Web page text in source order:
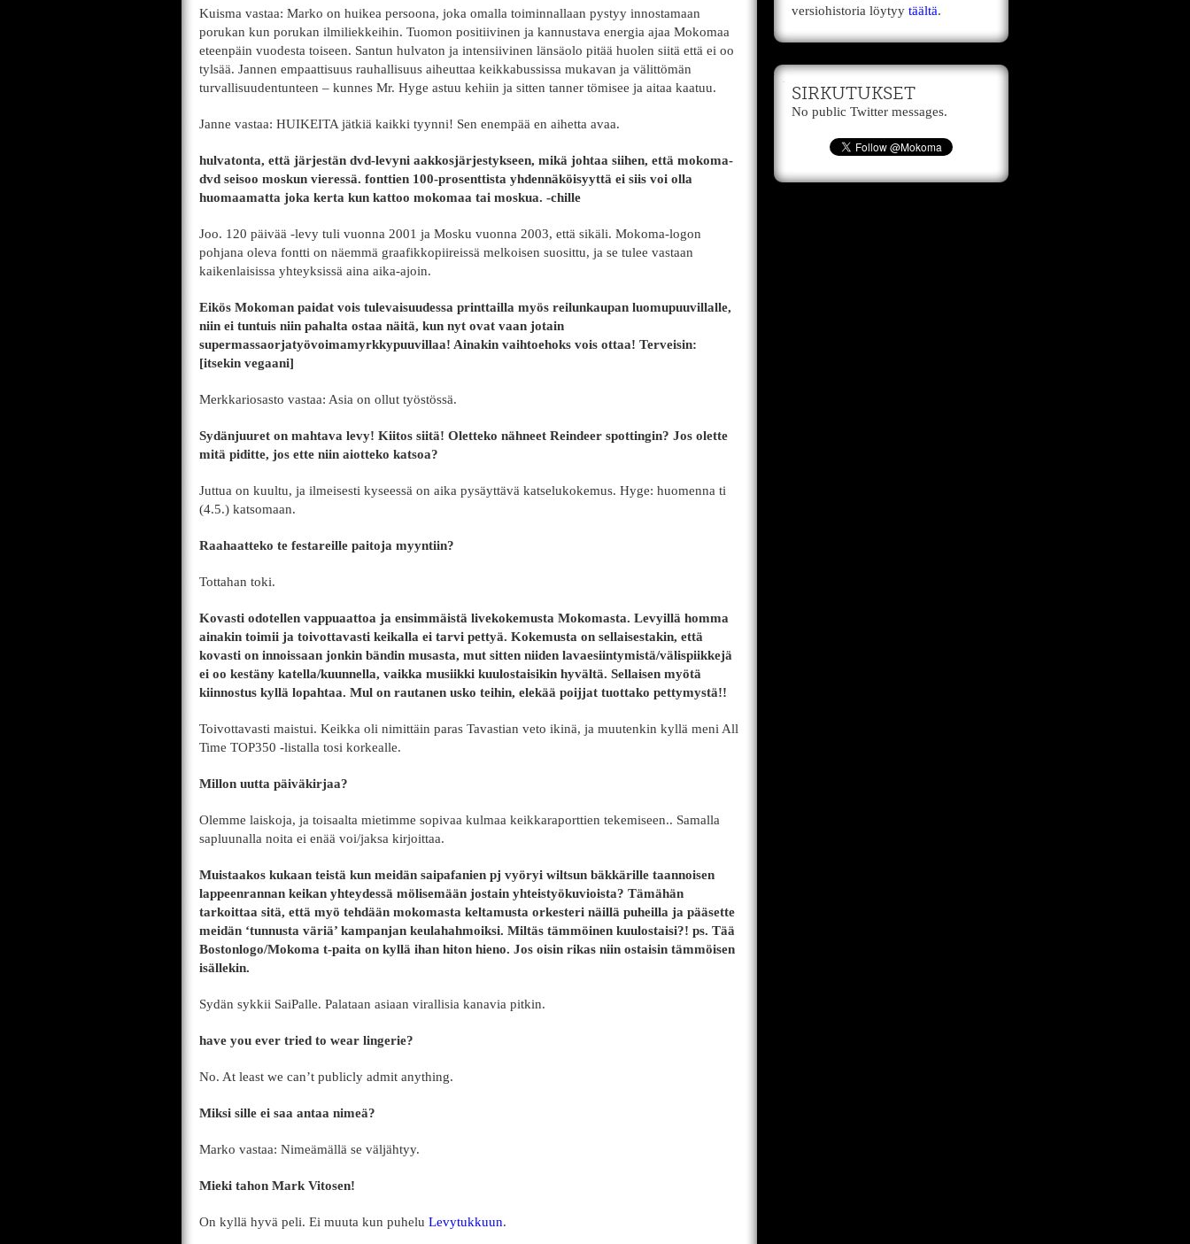
Kuisma vastaa: Marko on huikea persoona, joka omalla toiminnallaan pystyy innostamaan
porukan kun porukan ilmiliekkeihin. Tuomon positiivinen ja kannustava energia ajaa Mokomaa
eteenpäin vuodesta toiseen. Santun hulvaton ja intensiivinen länsäolo pitää huolen siitä että ei oo
tylsää. Jannen empaattisuus rauhallisuus aiheuttaa keikkabussissa mukavan ja välittömän
turvallisuudentunteen – kunnes Mr. Hyge astuu kehiin ja sitten tanner tömisee ja aitaa kaatuu.
Janne vastaa: HUIKEITA jätkiä kaikki tyynni! Sen enempää en aihetta avaa.
hulvatonta, että järjestän dvd-levyni aakkosjärjestykseen, mikä johtaa siihen, että mokoma-
dvd seisoo moskun vieressä. fonttien 100-prosenttista yhdennäköisyyttä ei siis voi olla
huomaamatta joka kerta kun kattoo mokomaa tai moskua. -chille
Joo. 120 päivää -levy tuli vuonna 2001 ja Mosku vuonna 2003, että sikäli. Mokoma-logon
pohjana oleva fontti on näemmä graafikkopiireissä melkoisen suosittu, ja se tulee vastaan
kaikenlaisissa yhteyksissä aina aika-ajoin.
Eikös Mokoman paidat vois tulevaisuudessa printtailla myös reilunkaupan luomupuuvillalle,
niin ei tuntuis niin pahalta ostaa näitä, kun nyt ovat vaan jotain
supermassaorjatyövoimamyrkkypuuvillaa! Ainakin vaihtoehoks vois ottaa! Terveisin:
[itsekin vegaani]
Merkkariosasto vastaa: Asia on ollut työstössä.
Sydänjuuret on mahtava levy! Kiitos siitä! Oletteko nähneet Reindeer spottingin? Jos olette
mitä piditte, jos ette niin aiotteko katsoa?
Juttua on kuultu, ja ilmeisesti kyseessä on aika pysäyttävä katselukokemus. Hyge: huomenna ti
(4.5.) katsomaan.
Raahaatteko te festareille paitoja myyntiin?
Tottahan toki.
Kovasti odotellen vappuaattoa ja ensimmäistä livekokemusta Mokomasta. Levyillä homma
ainakin toimii ja toivottavasti keikalla ei tarvi pettyä. Kokemusta on sellaisestakin, että
kovasti on innoissaan jonkin bändin musasta, mut sitten niiden lavaesiintymistä/välispiikkejä
ei oo kestäny katella/kuunnella, vaikka musiikki kuulostaisikin hyvältä. Sellaisen myötä
kiinnostus kyllä lopahtaa. Mul on rautanen usko teihin, elekää poijjat tuottako pettymystä!!
Toivottavasti maistui. Keikka oli nimittäin paras Tavastian veto ikinä, ja muutenkin kyllä meni All
Time TOP350 -listalla tosi korkealle.
Millon uutta päiväkirjaa?
Olemme laiskoja, ja toisaalta mietimme sopivaa kulmaa keikkaraporttien tekemiseen.. Samalla
sapluunalla noita ei enää voi/jaksa kirjoittaa.
Muistaakos kukaan teistä kun meidän saipafanien pj vyöryi wiltsun bäkkärille taannoisen
lappeenrannan keikan yhteydessä mölisemään jostain yhteistyökuvioista? Tämähän
tarkoittaa sitä, että myö tehdään mokomasta keltamusta orkesteri näillä puheilla ja pääsette
meidän ‘tunnusta väriä’ kampanjan keulahahmoiksi. Miltäs tämmöinen kuulostaisi?! ps. Tää
Bostonlogo/Mokoma t-paita on kyllä ihan hiton hieno. Jos oisin rikas niin ostaisin tämmöisen
isällekin.
Sydän sykkii SaiPalle. Palataan asiaan virallisia kanavia pitkin.
have you ever tried to wear lingerie?
No. At least we can’t publicly admit anything.
Miksi sille ei saa antaa nimeä?
Marko vastaa: Nimeämällä se väljähtyy.
Mieki tahon Mark Vitosen!
On kyllä hyvä peli. Ei muuta kun puhelu Levytukkuun.
versiohistoria löytyy täältä.
SIRKUTUKSET
No public Twitter messages.